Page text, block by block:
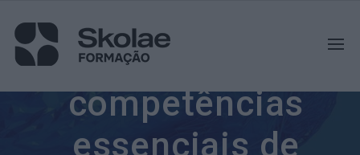
Desenvolva
competências
essenciais de